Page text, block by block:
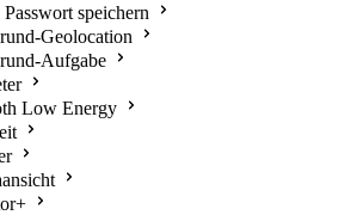
speichern
Geolocation
Aufgabe
Low Energy